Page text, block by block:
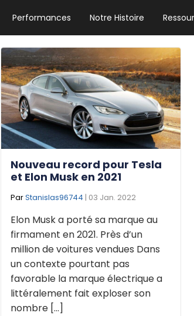
Performances Notre Histoire
NEWSLETTER HEBDO
Les news crypto dont vous avez besoin
GUIDE CRYPTO STRADOJI
Le guide ultime pour débuter dans les
cryptomonnaies
Nouveau record pour Tesla
et Elon Musk en 2021
ParStanislas96744 | 03 Jan. 2022
Elon Musk a porté sa marque au
firmament en 2021. Près d’un
million de voitures vendues Dans
un contexte pourtant pas
favorable la marque électrique a
littéralement fait exploser son
nombre [...]